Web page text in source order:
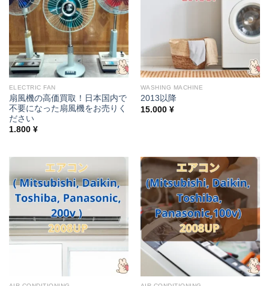
ELECTRIC FAN
扇風機の高価買取！日本国内で
不要になった扇風機をお売りく
ださい
1.800 ¥
WASHING MACHINE
2013以降
15.000 ¥